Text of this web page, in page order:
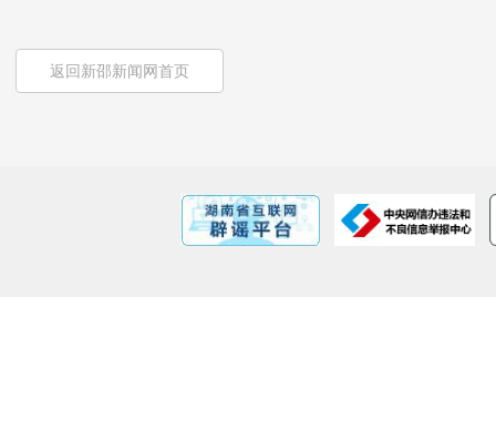
返回新邵新闻网首页